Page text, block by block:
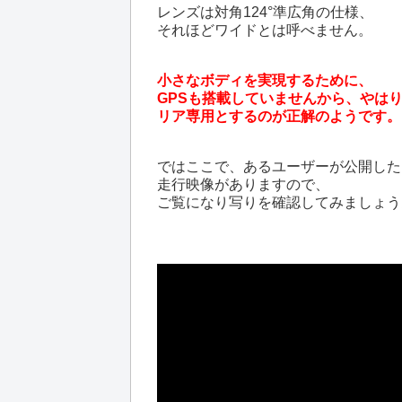
レンズは対角124°準広角の仕様、
それほどワイドとは呼べません。
小さなボディを実現するために、
GPSも搭載していませんから、やはり
リア専用とするのが正解のようです。
ではここで、あるユーザーが公開した
走行映像がありますので、
ご覧になり写りを確認してみましょう